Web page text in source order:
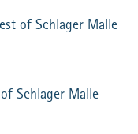
of Schlager Malle
Schlager Malle